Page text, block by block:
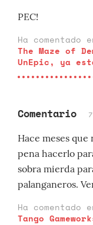
PEC!
Ha comentado
The Maze of
UnEpic, ya
Comentario
Hace meses
pena hacerlo
sobra mierda
palanganeros.
Ha comentado
Tango